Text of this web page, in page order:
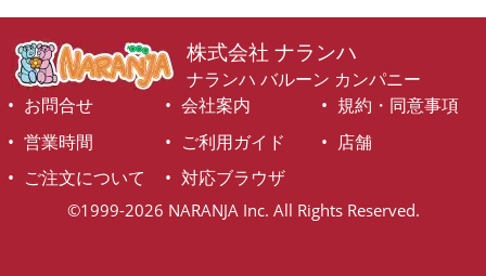
株式会社 ナランハ
ナランハ バルーン カンパニー
お問合せ
会社案内
規約・同意事項
営業時間
ご利用ガイド
店舗
ご注文について
対応ブラウザ
©1999-2026 NARANJA Inc. All Rights Reserved.